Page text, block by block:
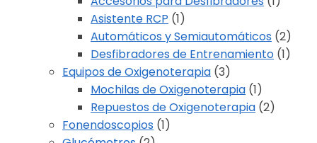
Asistente RCP (1)
Automáticos y Semiautomáticos (2)
Desfibradores de Entrenamiento (1)
Equipos de Oxigenoterapia (3)
Mochilas de Oxigenoterapia (1)
Repuestos de Oxigenoterapia (2)
Fonendoscopios (1)